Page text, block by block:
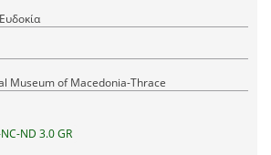
Museum of Macedonia-Thrace
ND 3.0 GR